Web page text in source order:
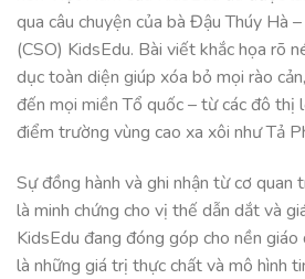
qua câu chuyện của bà Đậu Thúy Hà
(CSO) KidsEdu. Bài viết khắc họa rõ
dục toàn diện giúp xóa bỏ mọi rào
đến mọi miền Tổ quốc – từ các đô thị
điểm trường vùng cao xa xôi như Tả
Sự đồng hành và ghi nhận từ cơ quan
là minh chứng cho vị thế dẫn dắt và
KidsEdu đang đóng góp cho nền giáo
là những giá trị thực chất và mô hình